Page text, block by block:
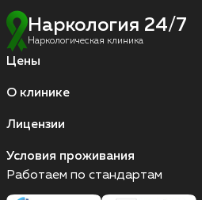
Наркология 24/7
Наркологическая клиника
Цены
О клинике
Лицензии
Условия проживания
Работаем по стандартам